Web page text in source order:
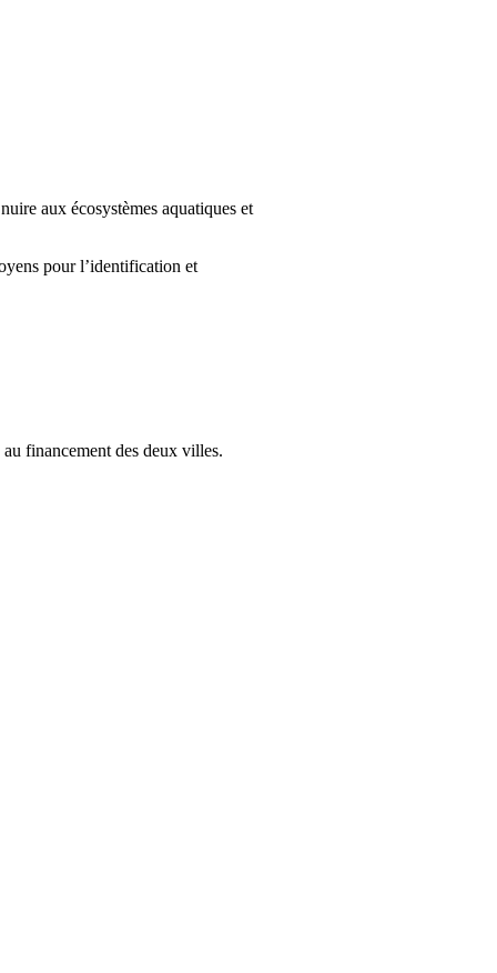
aux écosystèmes aquatiques et
pour l’identification et
financement des deux villes.